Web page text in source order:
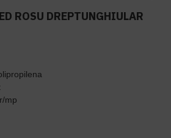
ROSU DREPTUNGHIULAR
mp